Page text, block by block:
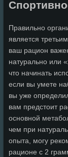
Правильно
является
ваш рацион
натурально или
что начинать
если вы умете
вы уже
вам предстоит
основной
чем при
опыта, могу
рационе с 2